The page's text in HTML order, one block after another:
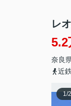
レ
5.2
奈良
近
1/